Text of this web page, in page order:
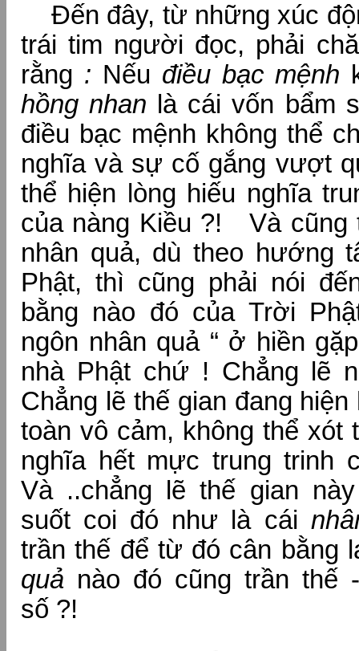
Đến đây, từ những xúc
trái tim người đọc, phải
rằng : Nếu điều bạc mệnh
hồng nhan là cái vốn bẩm
điều bạc mệnh không thể
nghĩa và sự cố gắng vượt
thể hiện lòng hiếu nghĩa
của nàng Kiều ?! Và cũng
nhân quả, dù theo hướng
Phật, thì cũng phải nói
bằng nào đó của Trời
ngôn nhân quả “ ở hiền
nhà Phật chứ ! Chẳng lẽ
Chẳng lẽ thế gian đang
toàn vô cảm, không thể xót
nghĩa hết mực trung trinh
Và ..chẳng lẽ thế gian
suốt coi đó như là cái
trần thế để từ đó cân bằng
quả nào đó cũng trần thế
số ?!